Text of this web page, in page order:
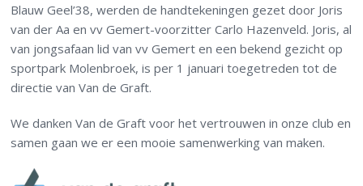
Blauw Geel’38, werden de handtekeningen gezet door Joris
van der Aa en vv Gemert-voorzitter Carlo Hazenveld. Joris, al
van jongsafaan lid van vv Gemert en een bekend gezicht op
sportpark Molenbroek, is per 1 januari toegetreden tot de
directie van Van de Graft.
We danken Van de Graft voor het vertrouwen in onze club en
samen gaan we er een mooie samenwerking van maken.